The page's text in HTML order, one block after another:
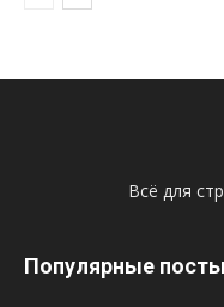
Всё для
Популярные посты